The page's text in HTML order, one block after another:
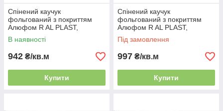
Спінений каучук
фольгований з покриттям
Алюфом R AL PLAST,
товщина 9 мм
В наявності
942 ₴/кв.м
Купити
Спінений каучук
фольгований з покриттям
Алюфом R AL PLAST,
товщина 10 мм
Під замовлення
997 ₴/кв.м
Купити